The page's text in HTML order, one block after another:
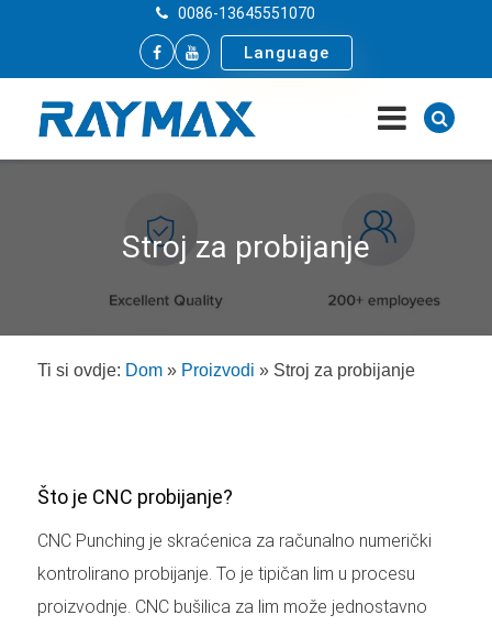
0086-13645551070
Language
Stroj za probijanje
Ti si ovdje: Dom » Proizvodi » Stroj za probijanje
Što je CNC probijanje?
CNC Punching je skraćenica za računalno numerički
kontrolirano probijanje. To je tipičan lim u procesu
proizvodnje. CNC bušilica za lim može jednostavno